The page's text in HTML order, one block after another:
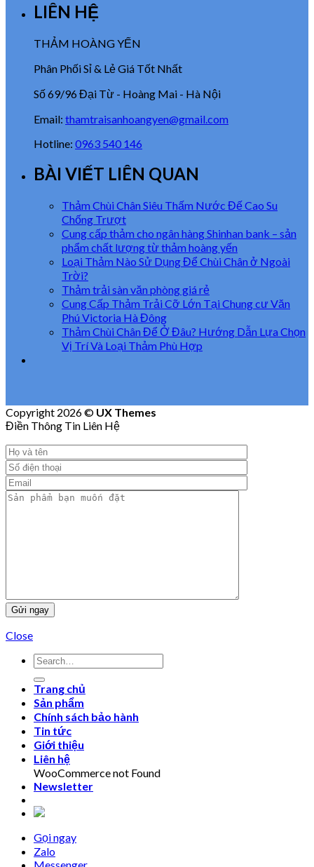
LIÊN HỆ
THẢM HOÀNG YẾN
Phân Phối Sỉ & Lẻ Giá Tốt Nhất
Số 69/96 Đại Từ - Hoàng Mai - Hà Nội
Email: thamtraisanhoangyen@gmail.com
Hotline: 0963 540 146
BÀI VIẾT LIÊN QUAN
Thảm Chùi Chân Siêu Thấm Nước Đế Cao Su
Chống Trượt
Cung cấp thảm cho ngân hàng Shinhan bank – sản
phẩm chất lượng từ thảm hoàng yến
Loại Thảm Nào Sử Dụng Để Chùi Chân ở Ngoài
Trời?
Thảm trải sàn văn phòng giá rẻ
Cung Cấp Thảm Trải Cỡ Lớn Tại Chung cư Văn
Phú Victoria Hà Đông
Thảm Chùi Chân Để Ở Đâu? Hướng Dẫn Lựa Chọn
Vị Trí Và Loại Thảm Phù Hợp
Copyright 2026 © UX Themes
Điền Thông Tin Liên Hệ
Close
Trang chủ
Sản phẩm
Chính sách bảo hành
Tin tức
Giới thiệu
Liên hệ
WooCommerce not Found
Newsletter
Gọi ngay
Zalo